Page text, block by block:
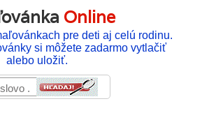
Online
pre deti aj celú rodinu.
si môžete zadarmo vytlačiť
alebo uložiť.